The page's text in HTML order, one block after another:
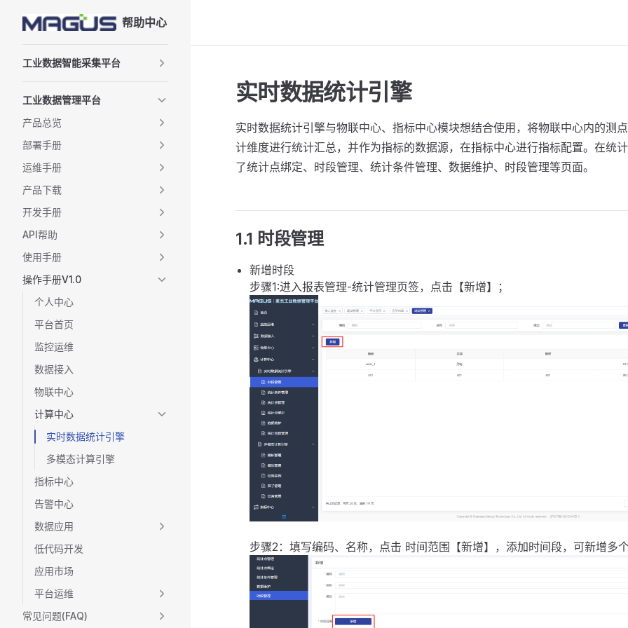
Skip to content 帮助中心
工业数据智能采集平台
工业数据管理平台
产品总览
部署手册
运维手册
产品下载
开发手册
API帮助
使用手册
操作手册V1.0
个人中心
平台首页
监控运维
数据接入
物联中心
计算中心
实时数据统计引擎
多模态计算引擎
指标中心
告警中心
数据应用
低代码开发
应用市场
平台运维
常见问题(FAQ)
实时数据统计引擎
实时数据统计引擎与物联中心、指标中心模块想结合使用，将物联中心内的测
计维度进行统计汇总，并作为指标的数据源，在指标中心进行指标配置。在统
了统计点绑定、时段管理、统计条件管理、数据维护、时段管理等页面。
1.1 时段管理
新增时段
步骤1:进入报表管理-统计管理页签，点击【新增】；
步骤2：填写编码、名称，点击 时间范围【新增】，添加时间段，可新增多